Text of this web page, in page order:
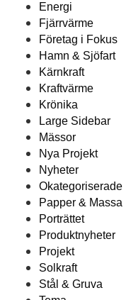
Energi
Fjärrvärme
Företag i Fokus
Hamn & Sjöfart
Kärnkraft
Kraftvärme
Krönika
Large Sidebar
Mässor
Nya Projekt
Nyheter
Okategoriserade
Papper & Massa
Porträttet
Produktnyheter
Projekt
Solkraft
Stål & Gruva